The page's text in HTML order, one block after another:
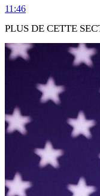
11:46
PLUS DE CETTE